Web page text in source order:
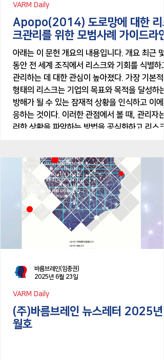
Apopo(2014) 도로망에 대한 리
크관리를 위한 모범사례 가이드라인
아래는 이 문헌 개요의 내용입니다. 개요 최근 몇
동안 전 세계 조직에서 리스크와 기회를 식별하고
관리하는 데 대한 관심이 높아졌다. 가장 기본적
형태의 리스크는 기업의 목표와 목적을 달성하는
방해가 될 수 있는 잠재적 상황을 인식하고 이에
응하는 것이다. 이러한 관점에서 볼 때, 관리자는
러한 상황을 파악하는 방법을 공식화하고 리스크
요구사항으로 인해 조직들이 리스크관리에 대한
체적인 접근을 더욱 강조하게 되었다. 그러나 교
분야에서는 아직 리스크관리의 실무 적용과 관련
여 충분한 진전이 이루어지지 않았다는 평가가
퍼져 있다. 뉴질랜드교통국이 2007년 뉴질랜드
74개 도로관리청(RCA)의 자산관리계획
검토한 결과, 이 문제가 얼마나 광범위한지를 알
있다: ▪리스크는 일반적으로 제대로 수행되지 않았
VARM Daily
(주)바름브레인 뉴스레터 2025년
월호
VARM Daily
바름브레인(임종권)
2025년 6월 23일